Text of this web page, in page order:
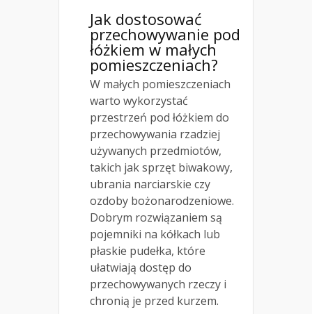
Jak dostosować
przechowywanie pod
łóżkiem w małych
pomieszczeniach?
W małych pomieszczeniach
warto wykorzystać
przestrzeń pod łóżkiem do
przechowywania rzadziej
używanych przedmiotów,
takich jak sprzęt biwakowy,
ubrania narciarskie czy
ozdoby bożonarodzeniowe.
Dobrym rozwiązaniem są
pojemniki na kółkach lub
płaskie pudełka, które
ułatwiają dostęp do
przechowywanych rzeczy i
chronią je przed kurzem.